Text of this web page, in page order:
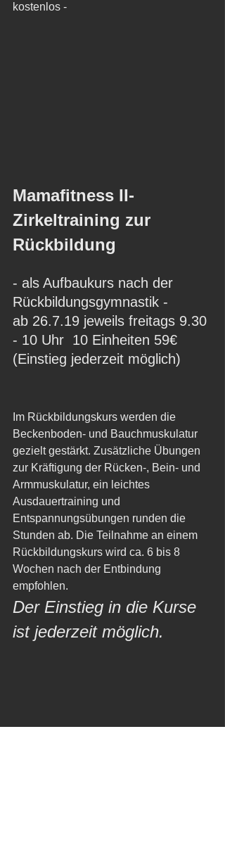
kostenlos -
Mamafitness II-
Zirkeltraining zur
Rückbildung
- als Aufbaukurs nach der
Rückbildungsgymnastik -
ab 26.7.19 jeweils freitags 9.30
- 10 Uhr  10 Einheiten 59€
(Einstieg jederzeit möglich)
Im Rückbildungskurs werden die
Beckenboden- und Bauchmuskulatur
gezielt gestärkt. Zusätzliche Übungen
zur Kräftigung der Rücken-, Bein- und
Armmuskulatur, ein leichtes
Ausdauertraining und
Entspannungsübungen runden die
Stunden ab. Die Teilnahme an einem
Rückbildungskurs wird ca. 6 bis 8
Wochen nach der Entbindung
empfohlen.
Der Einstieg in die Kurse
ist jederzeit möglich.